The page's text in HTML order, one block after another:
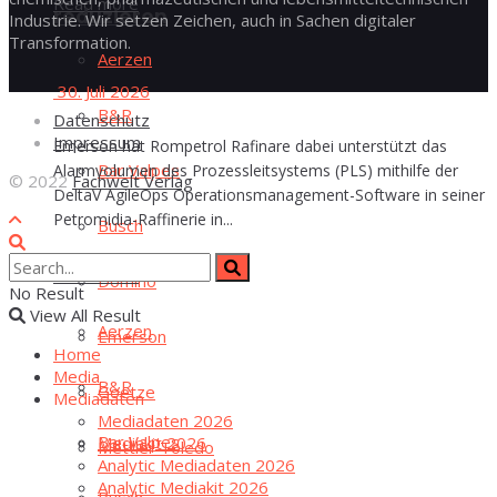
Aer­zen
B&R
Bar Val­pes
Busch
Domi­no
Emer­son
Goe­t­ze
Mett­ler Toledo
reduzieren
30. Juli 2026
Emerson hat Rompetrol Rafinare dabei unterstützt das
Alarmvolumen des Prozessleitsystems (PLS) mithilfe der
DeltaV AgileOps Operationsmanagement-Software in seiner
Petromidia-Raffinerie in...
Read more
Aer­zen
B&R
Bar Val­pes
Industrie. Wir setzen Zeichen, auch in Sachen digitaler
Transformation.
Daten­schutz
Impres­sum
© 2022Fachwelt Verlag
No Result
View All Result
Home
Media
Media­da­ten
Media­da­ten 2026
Media­kit 2026
Ana­ly­tic Media­da­ten 2026
Ana­ly­tic Media­kit 2026